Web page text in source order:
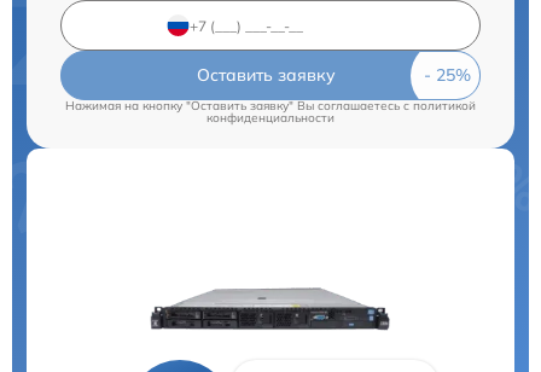
Оставить заявку
Нажимая на кнопку "Оставить заявку" Вы соглашаетесь c политикой
конфиденциальности